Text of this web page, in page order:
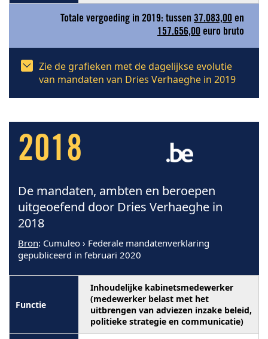
Totale vergoeding in 2019: tussen 37.083,00 en
157.656,00 euro bruto
Zie de grafieken met de dagelijkse evolutie
van mandaten van Dries Verhaeghe in 2019
2018
De mandaten, ambten en beroepen
uitgeoefend door Dries Verhaeghe in
2018
Bron: Cumuleo › Federale mandatenverklaring
gepubliceerd in februari 2020
Inhoudelijke kabinetsmedewerker
(medewerker belast met het
uitbrengen van adviezen inzake beleid,
politieke strategie en communicatie)